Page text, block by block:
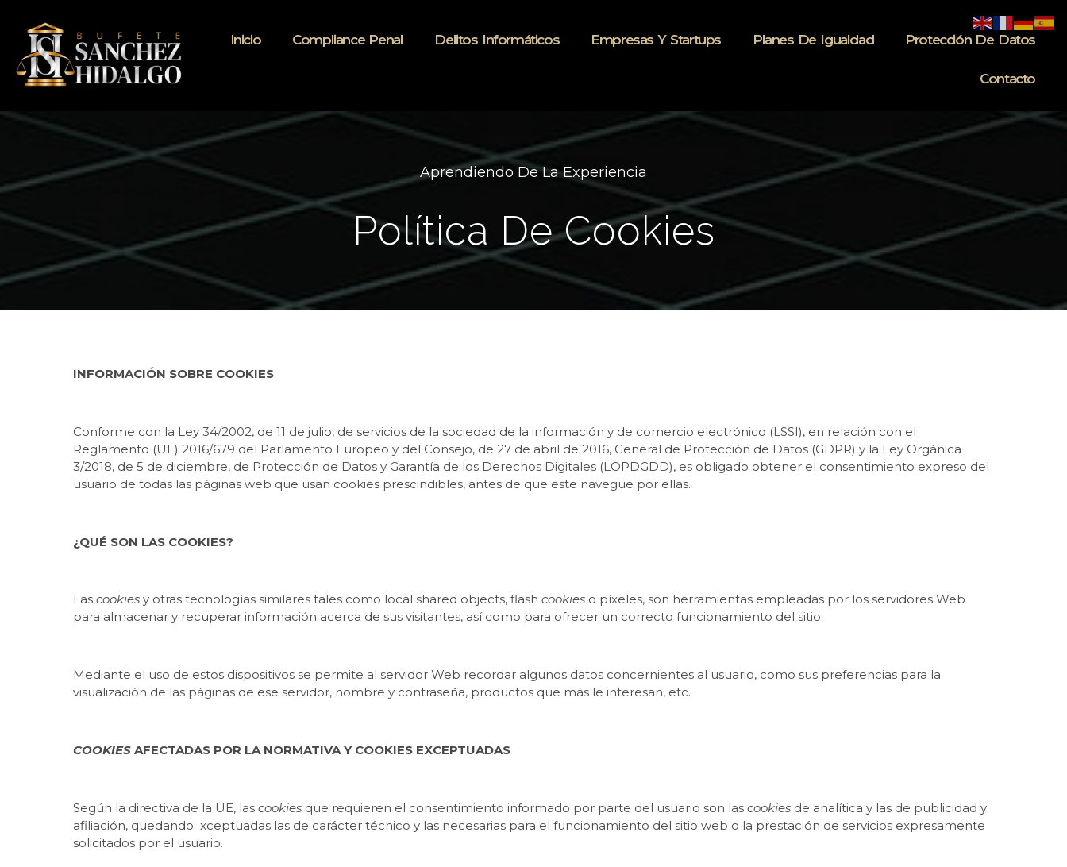
Inicio Compliance Penal Delitos Informáticos Empresas Y Startups Planes De Igualdad Protección De Datos
Contacto
Aprendiendo De La Experiencia
Política De Cookies
INFORMACIÓN SOBRE COOKIES
Conforme con la Ley 34/2002, de 11 de julio, de servicios de la sociedad de la información y de comercio electrónico (LSSI), en relación con el
Reglamento (UE) 2016/679 del Parlamento Europeo y del Consejo, de 27 de abril de 2016, General de Protección de Datos (GDPR) y la Ley Orgánica
3/2018, de 5 de diciembre, de Protección de Datos y Garantía de los Derechos Digitales (LOPDGDD), es obligado obtener el consentimiento expreso del
usuario de todas las páginas web que usan cookies prescindibles, antes de que este navegue por ellas.
¿QUÉ SON LAS COOKIES?
Las cookies y otras tecnologías similares tales como local shared objects, flash cookies o píxeles, son herramientas empleadas por los servidores Web
para almacenar y recuperar información acerca de sus visitantes, así como para ofrecer un correcto funcionamiento del sitio.
Mediante el uso de estos dispositivos se permite al servidor Web recordar algunos datos concernientes al usuario, como sus preferencias para la
visualización de las páginas de ese servidor, nombre y contraseña, productos que más le interesan, etc.
COOKIES AFECTADAS POR LA NORMATIVA Y COOKIES EXCEPTUADAS
Según la directiva de la UE, las cookies que requieren el consentimiento informado por parte del usuario son las cookies de analítica y las de publicidad y
afiliación, quedando xceptuadas las de carácter técnico y las necesarias para el funcionamiento del sitio web o la prestación de servicios expresamente
solicitados por el usuario.